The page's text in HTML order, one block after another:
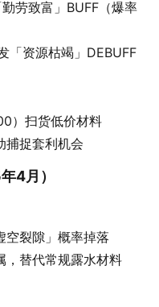
劳致富」BUFF（爆率
「资源枯竭」DEBUFF
）扫货低价材料
捕捉套利机会
4月）
空裂隙」概率掉落
，替代常规露水材料